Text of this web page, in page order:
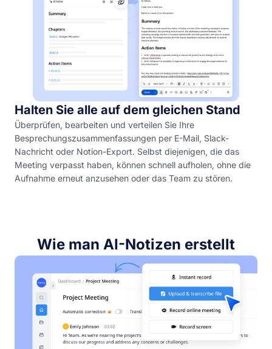
Halten Sie alle auf dem gleichen Stand
Überprüfen, bearbeiten und verteilen Sie Ihre
Besprechungszusammenfassungen per E-Mail, Slack-
Nachricht oder Notion-Export. Selbst diejenigen, die das
Meeting verpasst haben, können schnell aufholen, ohne die
Aufnahme erneut anzusehen oder das Team zu stören.
Wie man AI-Notizen erstellt